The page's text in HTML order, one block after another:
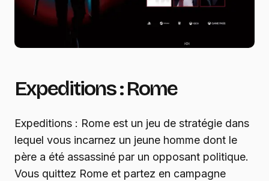
Expeditions : Rome
Expeditions : Rome est un jeu de stratégie dans
lequel vous incarnez un jeune homme dont le
père a été assassiné par un opposant politique.
Vous quittez Rome et partez en campagne